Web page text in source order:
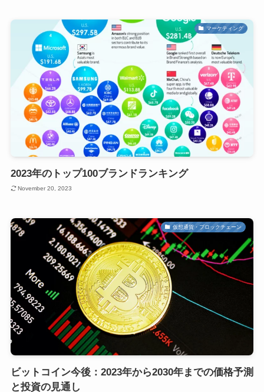
マーケティング
2023年のトップ100ブランドランキング
November 20, 2023
仮想通貨・ブロックチェーン
ビットコイン今後：2023年から2030年までの価格予測
と投資の見通し